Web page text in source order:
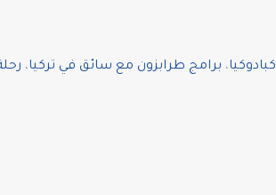
، برامج طرابزون مع سائق في تركيا،